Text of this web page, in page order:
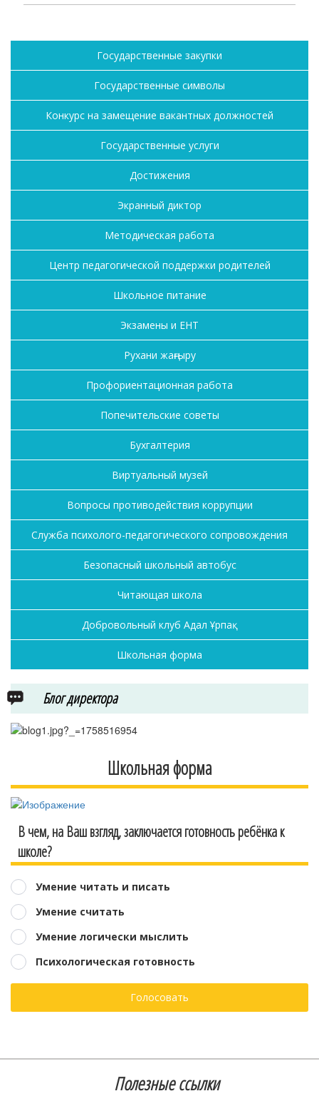
Государственные закупки
Государственные символы
Конкурс на замещение вакантных должностей
Государственные услуги
Достижения
Экранный диктор
Методическая работа
Центр педагогической поддержки родителей
Школьное питание
Экзамены и ЕНТ
Рухани жаңғыру
Профориентационная работа
Попечительские советы
Бухгалтерия
Виртуальный музей
Вопросы противодействия коррупции
Служба психолого-педагогического сопровождения
Безопасный школьный автобус
Читающая школа
Добровольный клуб Адал Ұрпақ
Школьная форма
Блог директора
Школьная форма
В чем, на Ваш взгляд, заключается готовность ребёнка к
школе?
Умение читать и писать
Умение считать
Умение логически мыслить
Психологическая готовность
Голосовать
Полезные ссылки